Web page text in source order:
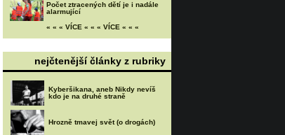
Počet ztracených dětí je i nadále
alarmující
« « « VÍCE « « « VÍCE « « «
nejčtenější články z rubriky
Kyberšikana, aneb Nikdy nevíš
kdo je na druhé straně
Hrozně tmavej svět (o drogách)